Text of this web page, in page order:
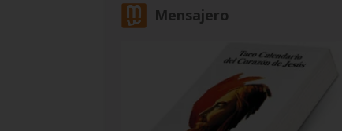
Mensajero